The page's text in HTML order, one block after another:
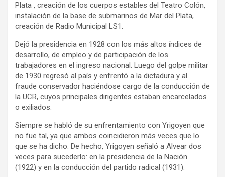
Plata , creación de los cuerpos estables del Teatro Colón,
instalación de la base de submarinos de Mar del Plata,
creación de Radio Municipal LS1.
Dejó la presidencia en 1928 con los más altos índices de
desarrollo, de empleo y de participación de los
trabajadores en el ingreso nacional. Luego del golpe militar
de 1930 regresó al país y enfrentó a la dictadura y al
fraude conservador haciéndose cargo de la conducción de
la UCR, cuyos principales dirigentes estaban encarcelados
o exiliados.
Siempre se habló de su enfrentamiento con Yrigoyen que
no fue tal, ya que ambos coincidieron más veces que lo
que se ha dicho. De hecho, Yrigoyen señaló a Alvear dos
veces para sucederlo: en la presidencia de la Nación
(1922) y en la conducción del partido radical (1931).